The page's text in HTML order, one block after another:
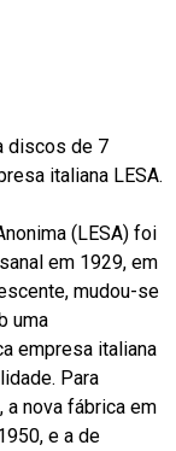
discos de 7
italiana LESA.
(LESA) foi
em 1929, em
mudou-se
uma
empresa italiana
Para
a nova fábrica em
e a de